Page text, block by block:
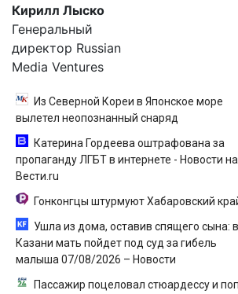
Кирилл Лыско
Генеральный
директор Russian
Media Ventures
Из Северной Кореи в Японское море
вылетел неопознанный снаряд
Катерина Гордеева оштрафована за
пропаганду ЛГБТ в интернете - Новости на
Вести.ru
Гонконгцы штурмуют Хабаровский
Ушла из дома, оставив спящего сына: в
Казани мать пойдет под суд за гибель
малыша 07/08/2026 – Новости
Пассажир поцеловал стюардессу и